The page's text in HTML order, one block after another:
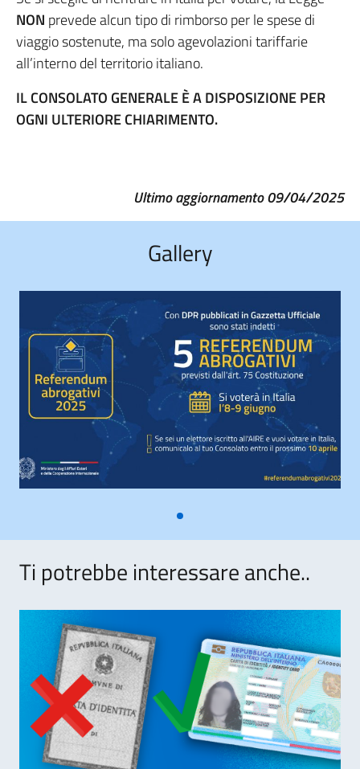
NON prevede alcun tipo di rimborso per le spese di
viaggio sostenute, ma solo agevolazioni tariffarie
all’interno del territorio italiano.
IL CONSOLATO GENERALE È A DISPOSIZIONE PER
OGNI ULTERIORE CHIARIMENTO.
Ultimo aggiornamento 09/04/2025
Gallery
Ti potrebbe interessare anche..